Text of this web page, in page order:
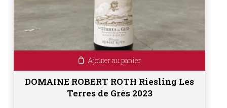
Ajouter au panier
DOMAINE ROBERT ROTH Riesling Les
Terres de Grès 2023